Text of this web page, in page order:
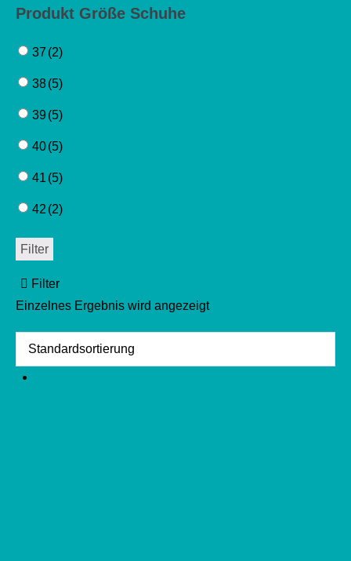
Produkt Größe Schuhe
37 (2)
38(5)
39 (5)
40(5)
41 (5)
42 (2)
Filter
Filter
Einzelnes Ergebnis wird angezeigt